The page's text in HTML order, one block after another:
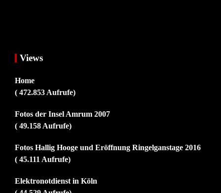
Views
Home
( 472.853 Aufrufe)
Fotos der Insel Amrum 2007
( 49.158 Aufrufe)
Fotos Hallig Hooge und Eröffnung Ringelganstage 2016
( 45.111 Aufrufe)
Elektronotdienst in Köln